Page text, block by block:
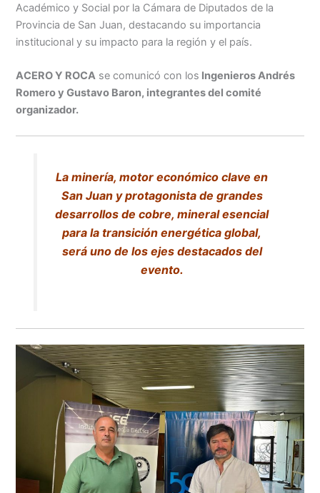
Académico y Social por la Cámara de Diputados de la
Provincia de San Juan, destacando su importancia
institucional y su impacto para la región y el país.
ACERO Y ROCA se comunicó con los Ingenieros Andrés
Romero y Gustavo Baron, integrantes del comité
organizador.
La minería, motor económico clave en
San Juan y protagonista de grandes
desarrollos de cobre, mineral esencial
para la transición energética global,
será uno de los ejes destacados del
evento.